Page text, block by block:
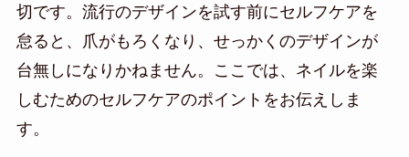
切です。流行のデザインを試す前にセルフケアを
怠ると、爪がもろくなり、せっかくのデザインが
台無しになりかねません。ここでは、ネイルを楽
しむためのセルフケアのポイントをお伝えしま
す。